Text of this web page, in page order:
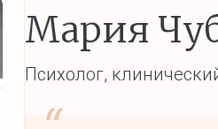
Мария
Психолог,